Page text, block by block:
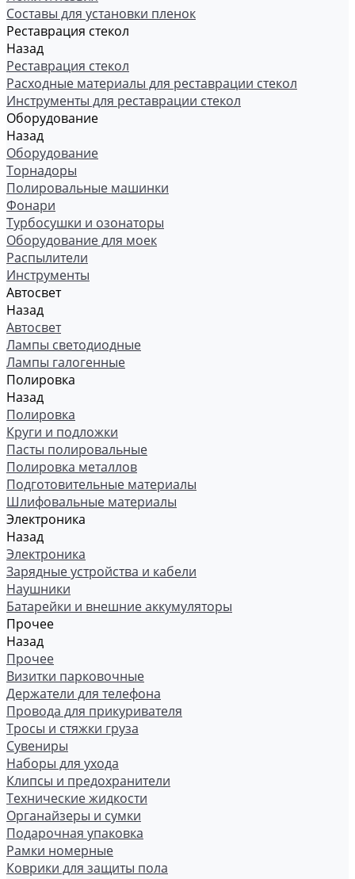
Составы для установки пленок
Реставрация стекол
Назад
Реставрация стекол
Расходные материалы для реставрации стекол
Инструменты для реставрации стекол
Оборудование
Назад
Оборудование
Торнадоры
Полировальные машинки
Фонари
Турбосушки и озонаторы
Оборудование для моек
Распылители
Инструменты
Автосвет
Назад
Автосвет
Лампы светодиодные
Лампы галогенные
Полировка
Назад
Полировка
Круги и подложки
Пасты полировальные
Полировка металлов
Подготовительные материалы
Шлифовальные материалы
Электроника
Назад
Электроника
Зарядные устройства и кабели
Наушники
Батарейки и внешние аккумуляторы
Прочее
Назад
Прочее
Визитки парковочные
Держатели для телефона
Провода для прикуривателя
Тросы и стяжки груза
Сувениры
Наборы для ухода
Клипсы и предохранители
Технические жидкости
Органайзеры и сумки
Подарочная упаковка
Рамки номерные
Коврики для защиты пола